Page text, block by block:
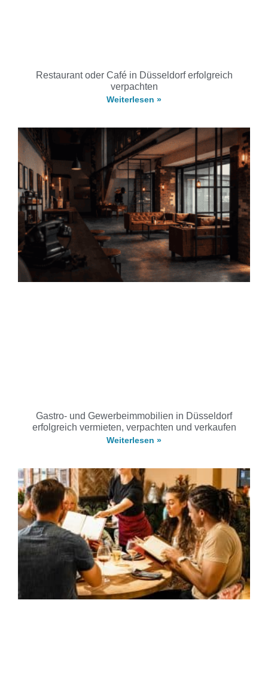
Restaurant oder Café in Düsseldorf erfolgreich
verpachten
Weiterlesen »
Gastro- und Gewerbeimmobilien in Düsseldorf
erfolgreich vermieten, verpachten und verkaufen
Weiterlesen »